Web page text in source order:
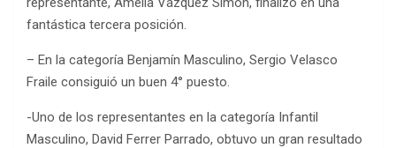
fantástica tercera posición.
– En la categoría Benjamín Masculino, Sergio Velasco
Fraile consiguió un buen 4° puesto.
-Uno de los representantes en la categoría Infantil
Masculino, David Ferrer Parrado, obtuvo un gran resultado